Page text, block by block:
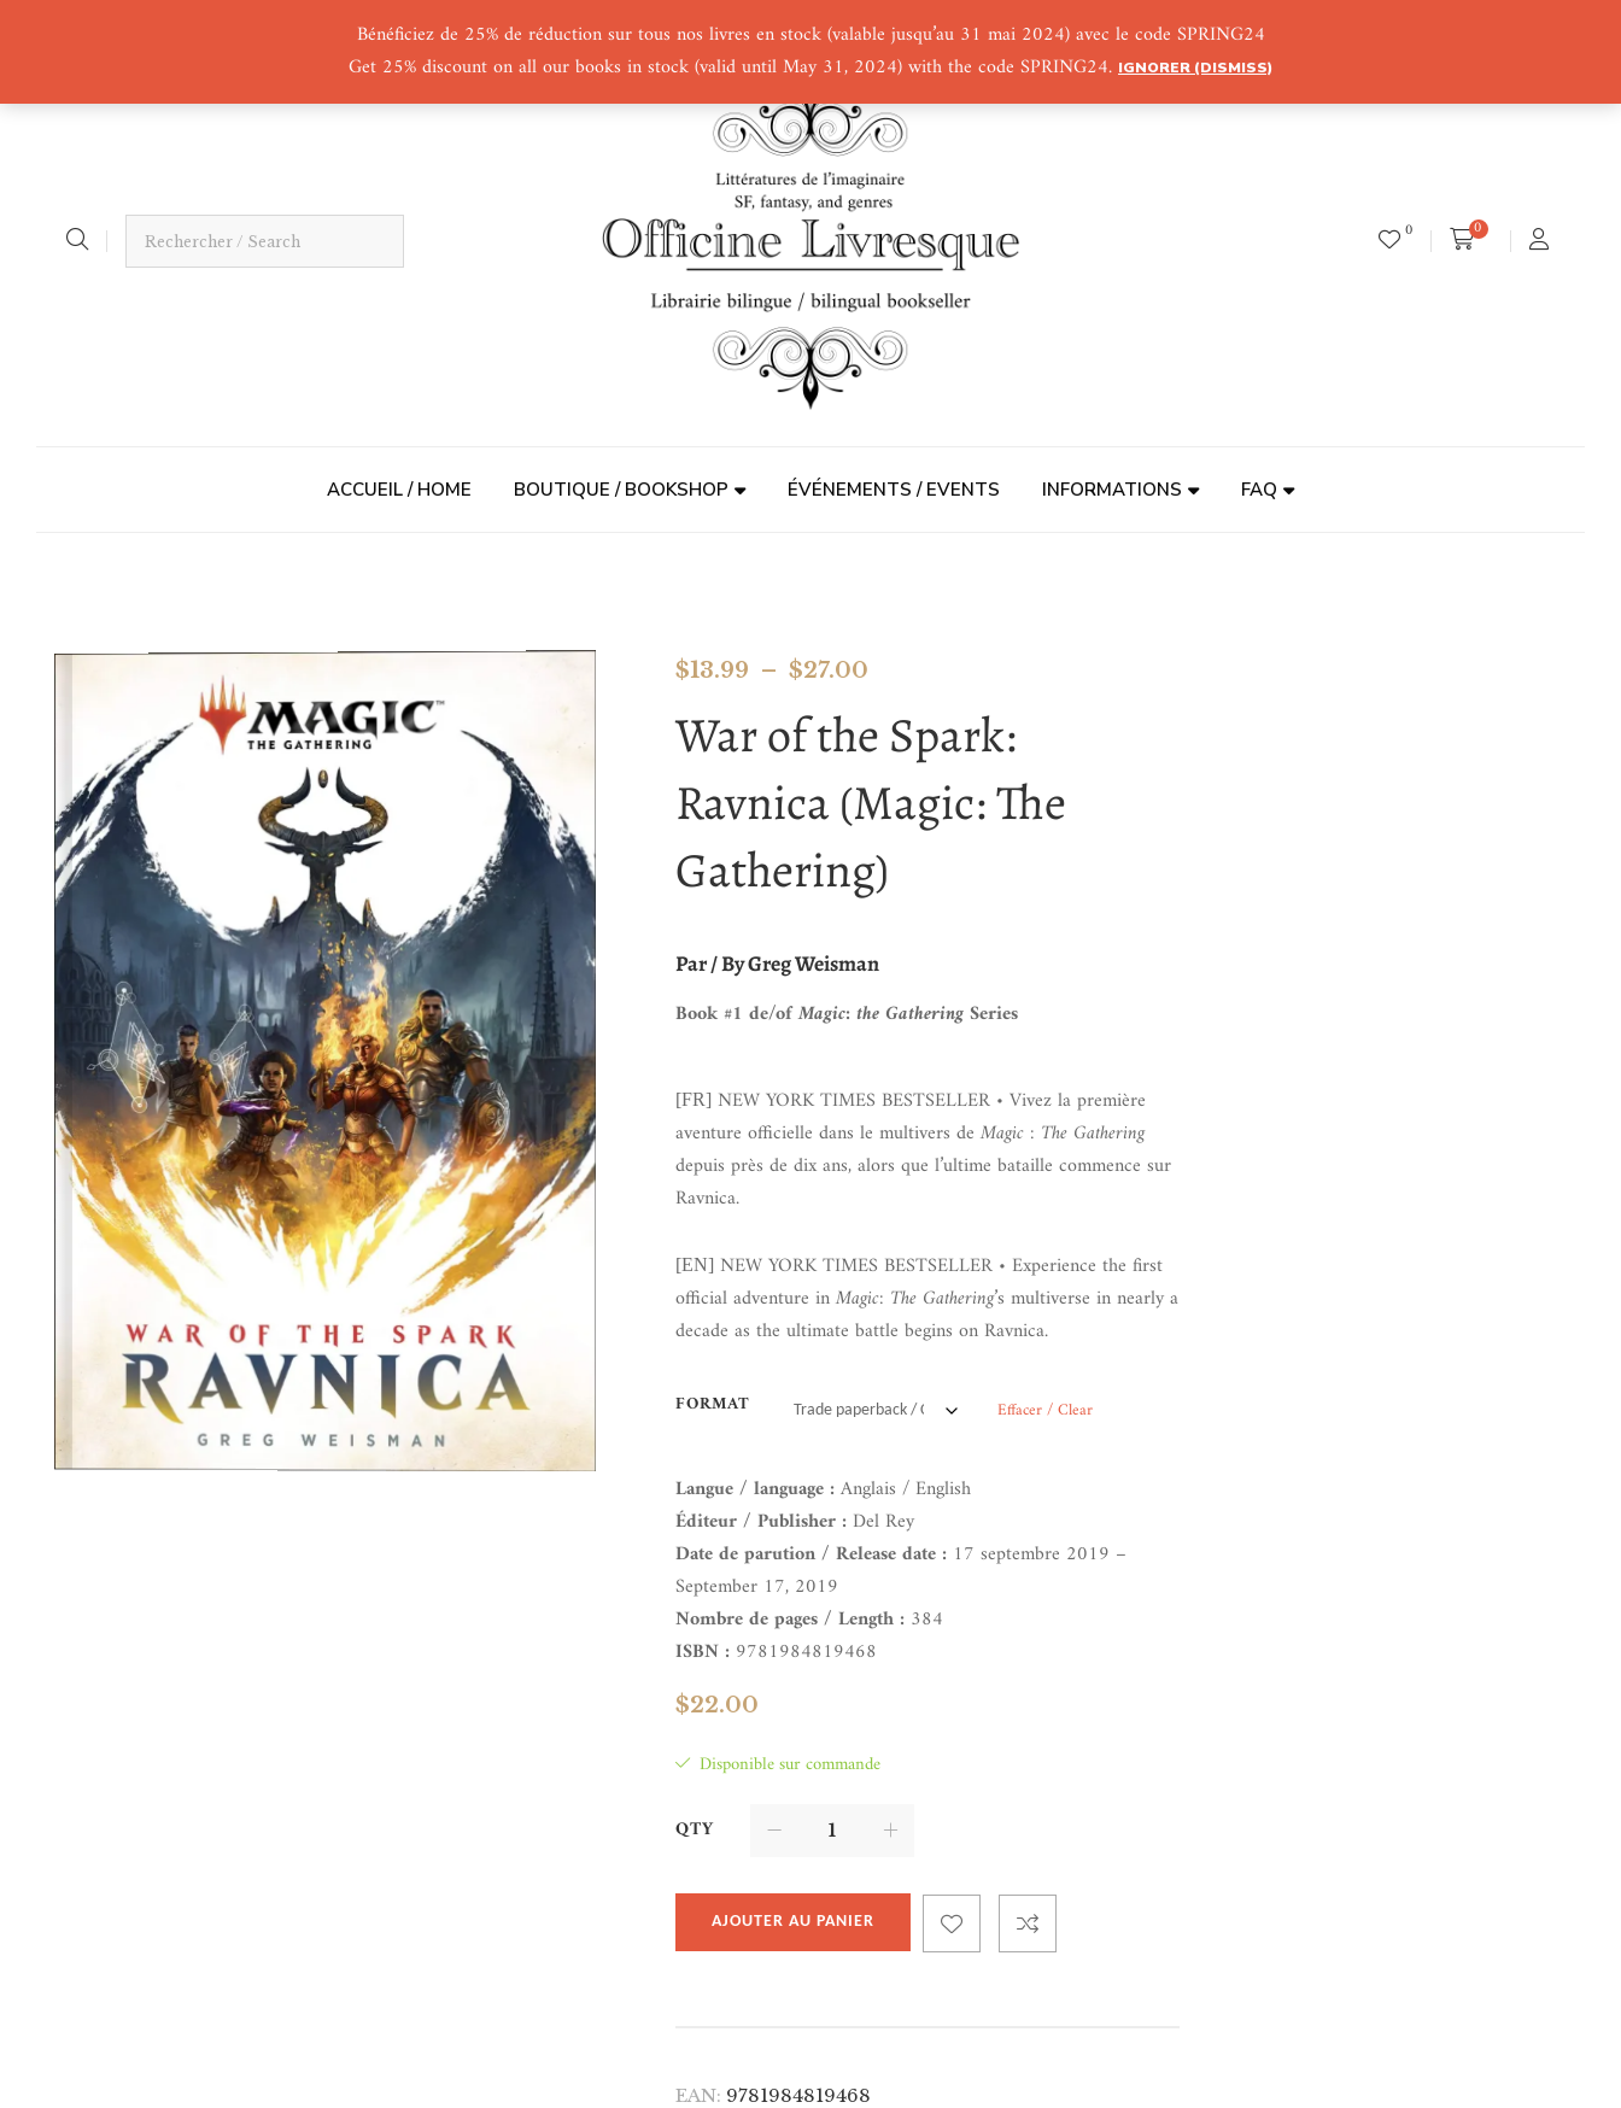
Bénéficiez de 25% de réduction sur tous nos livres en stock (valable jusqu’au 31 mai 2024) avec le code SPRING24
Get 25% discount on all our books in stock (valid until May 31, 2024) with the code SPRING24. IGNORER (DISMISS)
0 0
ACCUEIL / HOME BOUTIQUE / BOOKSHOP ÉVÉNEMENTS / EVENTS INFORMATIONS FAQ
$13.99 – $27.00
War of the Spark:
Ravnica (Magic: The
Gathering)
Par / By Greg Weisman
Book #1 de/ofMagic: theGatheringSeries
[FR] NEW YORK TIMES BESTSELLER • Vivez la première
aventure officielle dans le multivers deMagic : The Gathering
depuis près de dix ans, alors que l’ultime bataille commence sur
Ravnica.
[EN] NEW YORK TIMES BESTSELLER • Experience the first
official adventure inMagic: The Gathering’s multiverse in nearly a
decade as the ultimate battle begins on Ravnica.
FORMAT Effacer / Clear
Langue / language :Anglais / English
Éditeur / Publisher : Del Rey
Date de parution / Release date : 17 septembre 2019 –
September 17, 2019
Nombre de pages / Length : 384
ISBN : 9781984819468
$22.00
Disponible sur commande
QTY
AJOUTER AU PANIER
EAN: 9781984819468